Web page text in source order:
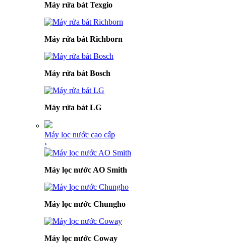
Máy rửa bát Texgio
Máy rửa bát Richborn
Máy rửa bát Bosch
Máy rửa bát LG
Máy lọc nước cao cấp
›
Máy lọc nước AO Smith
Máy lọc nước Chungho
Máy lọc nước Coway